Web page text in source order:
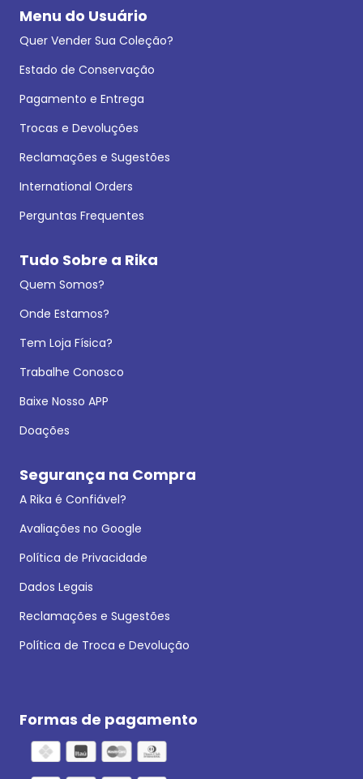
Menu do Usuário
Quer Vender Sua Coleção?
Estado de Conservação
Pagamento e Entrega
Trocas e Devoluções
Reclamações e Sugestões
International Orders
Perguntas Frequentes
Tudo Sobre a Rika
Quem Somos?
Onde Estamos?
Tem Loja Física?
Trabalhe Conosco
Baixe Nosso APP
Doações
Segurança na Compra
A Rika é Confiável?
Avaliações no Google
Política de Privacidade
Dados Legais
Reclamações e Sugestões
Política de Troca e Devolução
Formas de pagamento